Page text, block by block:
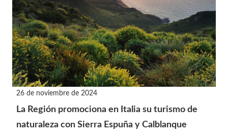
26 de noviembre de 2024
La Región promociona en Italia su turismo de
naturaleza con Sierra Espuña y Calblanque